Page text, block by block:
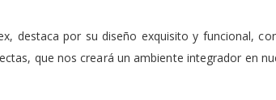
destaca por su diseño exquisito y funcional,
que nos creará un ambiente integrador en